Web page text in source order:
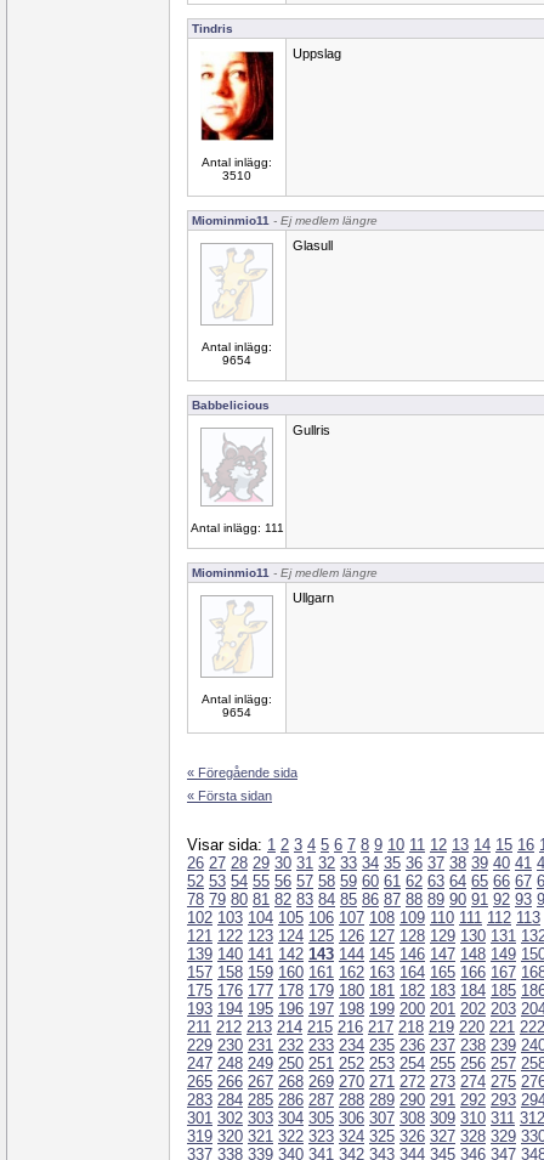
Tindris
Antal inlägg:
3510
Uppslag
Miominmio11 - Ej medlem längre
Antal inlägg:
9654
Glasull
Babbelicious
Antal inlägg: 111
Gullris
Miominmio11 - Ej medlem längre
Antal inlägg:
9654
Ullgarn
« Föregående sida
« Första sidan
Visar sida: 1 2 3 4 5 6 7 8 9 10 11 12 13 14 15 16
26 27 28 29 30 31 32 33 34 35 36 37 38 39 40 41
52 53 54 55 56 57 58 59 60 61 62 63 64 65 66 67
78 79 80 81 82 83 84 85 86 87 88 89 90 91 92 93
102 103 104 105 106 107 108 109 110 111 112 113
121 122 123 124 125 126 127 128 129 130 131
139 140 141 142 143 144 145 146 147 148 149
157 158 159 160 161 162 163 164 165 166 167
175 176 177 178 179 180 181 182 183 184 185
193 194 195 196 197 198 199 200 201 202 203
211 212 213 214 215 216 217 218 219 220 221 222
229 230 231 232 233 234 235 236 237 238 239
247 248 249 250 251 252 253 254 255 256 257
265 266 267 268 269 270 271 272 273 274 275
283 284 285 286 287 288 289 290 291 292 293
301 302 303 304 305 306 307 308 309 310 311 312
319 320 321 322 323 324 325 326 327 328 329
337 338 339 340 341 342 343 344 345 346 347